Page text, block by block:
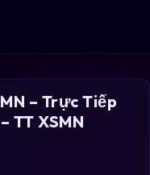
– Trực Tiếp
TT XSMN